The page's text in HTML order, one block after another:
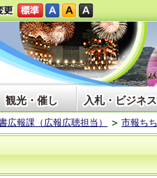
観光・催し 入札・ビジネ
広報課（広報広聴担当） 市報ち